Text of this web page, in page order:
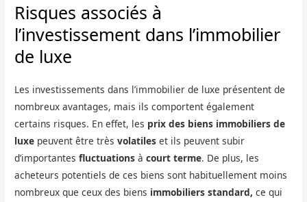
Risques associés à
l’investissement dans l’immobilier
de luxe
Les investissements dans l’immobilier de luxe présentent de
nombreux avantages, mais ils comportent également
certains risques. En effet, les prix des biens immobiliers de
luxe peuvent être trèsvolatiles et ils peuvent subir
d’importantesfluctuations àcourt terme. De plus, les
acheteurs potentiels de ces biens sont habituellement moins
nombreux que ceux des biens immobiliers standard, ce qui